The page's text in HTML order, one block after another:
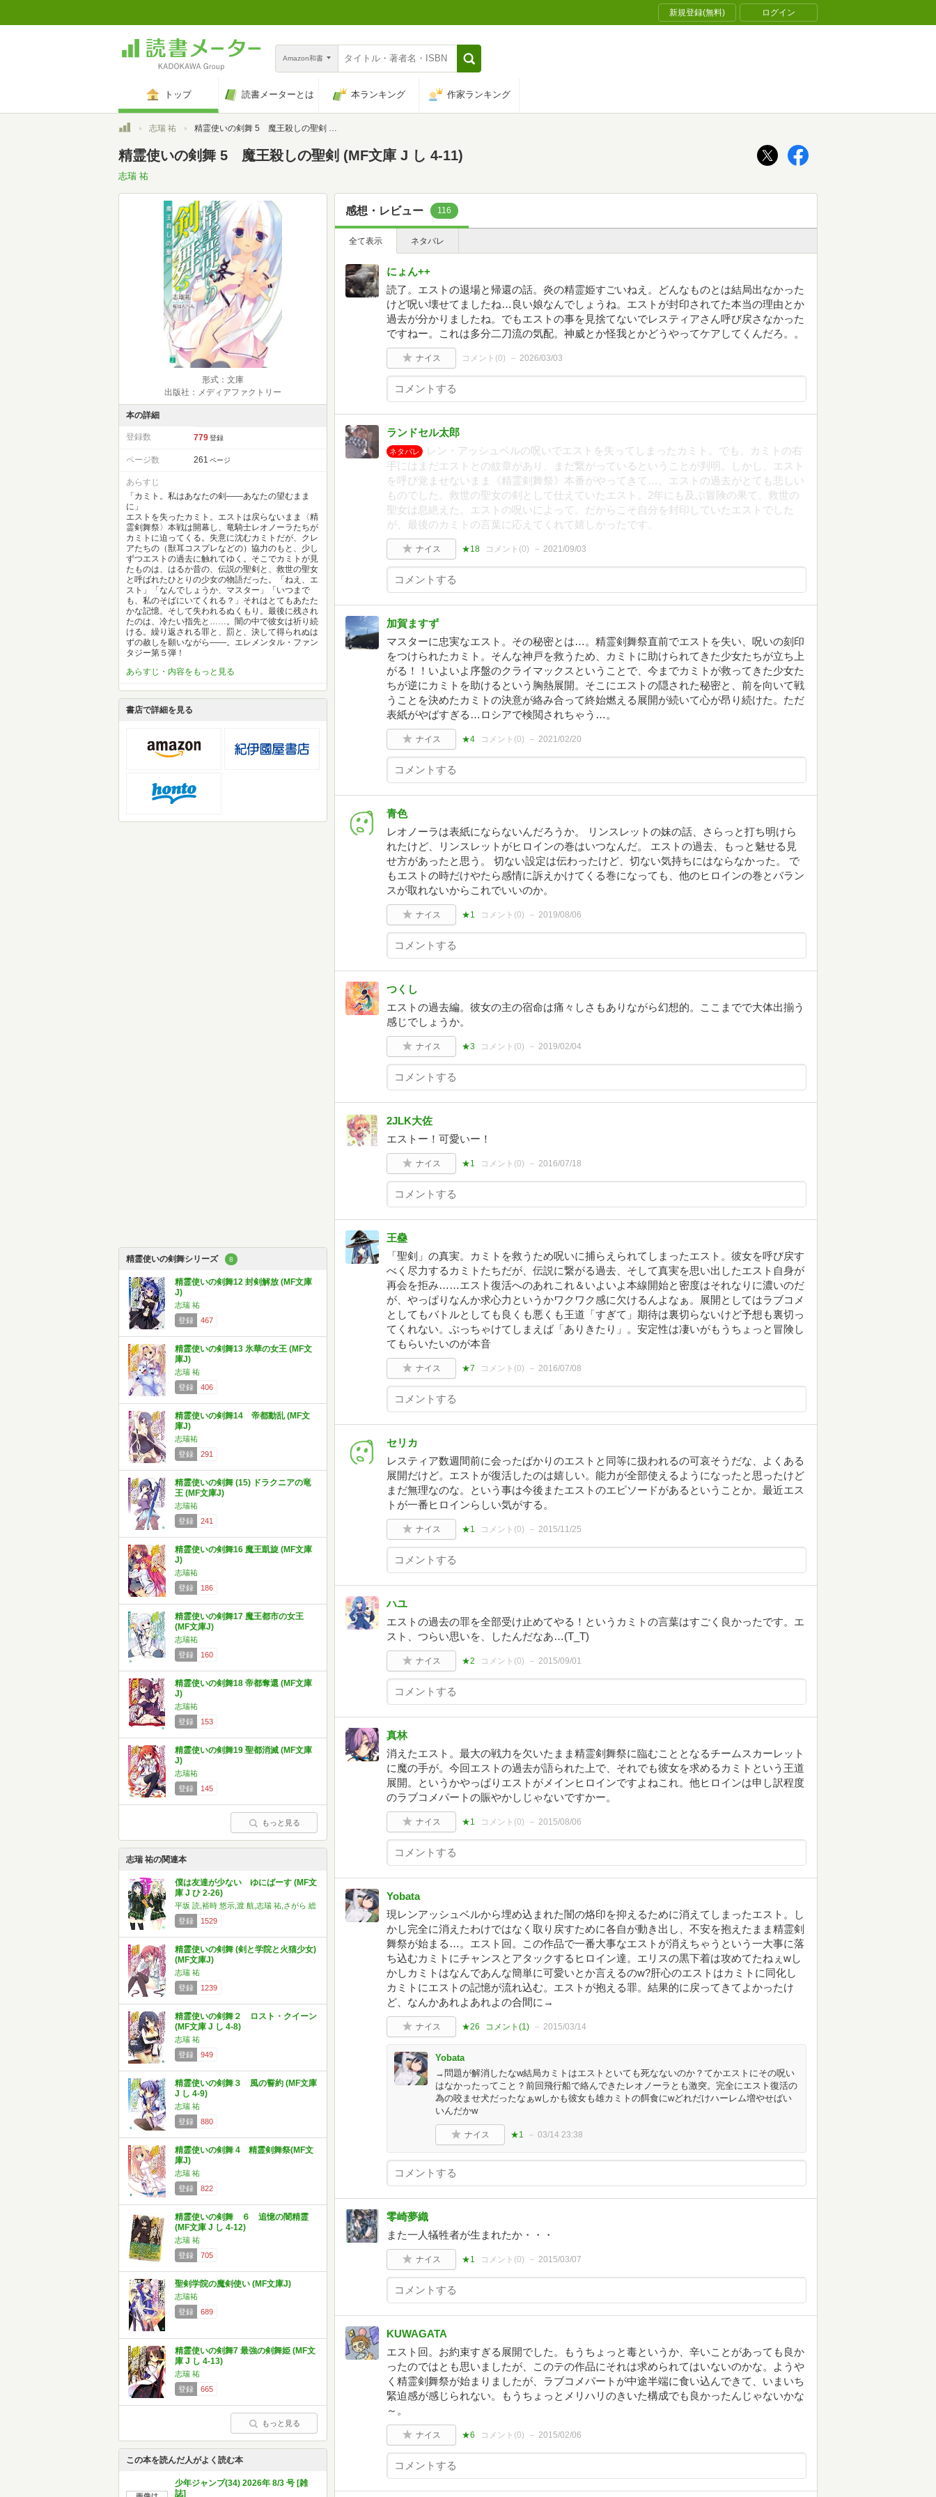
新規登録(無料) ログイン
Amazon和書
トップ 読書メーターとは 本ランキング 作家ランキング
トップ志瑞 祐 精霊使いの剣舞 5 魔王殺しの聖剣 (MF文庫 J し 4-11)
精霊使いの剣舞 5 魔王殺しの聖剣 (MF文庫 J し 4-11)
志瑞 祐
形式：文庫
出版社：メディアファクトリー
本の詳細
登録数 779 登録
ページ数 261 ページ
あらすじ
「カミト。私はあなたの剣――あなたの望むまま
に」
エストを失ったカミト。エストは戻らないまま〈精
霊剣舞祭〉本戦は開幕し、竜騎士レオノーラたちが
カミトに迫ってくる。失意に沈むカミトだが、クレ
アたちの（獣耳コスプレなどの）協力のもと、少し
ずつエストの過去に触れてゆく。そこでカミトが見
たものは、はるか昔の、伝説の聖剣と、救世の聖女
と呼ばれたひとりの少女の物語だった。「ねえ、エ
スト」「なんでしょうか、マスター」「いつまで
も、私のそばにいてくれる？」それはとてもあたた
かな記憶。そして失われるぬくもり。最後に残され
たのは、冷たい指先と……。闇の中で彼女は祈り続
ける。繰り返される罪と、罰と、決して得られぬは
ずの赦しを願いながら――。エレメンタル・ファン
タジー第５弾！
あらすじ・内容をもっと見る
書店で詳細を見る
精霊使いの剣舞シリーズ 8
精霊使いの剣舞12 封剣解放 (MF文庫
J)
志瑞 祐
登録
467
精霊使いの剣舞13 氷華の女王 (MF文
庫J)
志瑞 祐
登録
406
精霊使いの剣舞14 帝都動乱 (MF文
庫J)
志瑞祐
登録
291
精霊使いの剣舞 (15) ドラクニアの竜
王 (MF文庫J)
志瑞祐
登録
241
精霊使いの剣舞16 魔王凱旋 (MF文庫
J)
志瑞祐
登録
186
精霊使いの剣舞17 魔王都市の女王
(MF文庫J)
志瑞祐
登録
160
精霊使いの剣舞18 帝都奪還 (MF文庫
J)
志瑞祐
登録
153
精霊使いの剣舞19 聖都消滅 (MF文庫
J)
志瑞祐
登録
145
もっと見る
志瑞 祐の関連本
僕は友達が少ない ゆにばーす (MF文
庫 J ひ 2-26)
平坂 読,裕時 悠示,渡 航,志瑞 祐,さがら 総
登録
1529
精霊使いの剣舞 (剣と学院と火猫少女)
(MF文庫J)
志瑞 祐
登録
1239
精霊使いの剣舞２ ロスト・クイーン
(MF文庫 J し 4-8)
志瑞 祐
登録
949
精霊使いの剣舞３ 風の誓約 (MF文庫
J し 4-9)
志瑞 祐
登録
880
精霊使いの剣舞 4 精霊剣舞祭(MF文
庫J)
志瑞 祐
登録
822
精霊使いの剣舞 ６ 追憶の闇精霊
(MF文庫 J し 4-12)
志瑞 祐
登録
705
聖剣学院の魔剣使い (MF文庫J)
志瑞祐
登録
689
精霊使いの剣舞7 最強の剣舞姫 (MF文
庫 J し 4-13)
志瑞 祐
登録
665
もっと見る
この本を読んだ人がよく読む本
少年ジャンプ(34) 2026年 8/3 号 [雑
誌]
感想・レビュー 116
全て表示 ネタバレ
にょん++
読了。エストの退場と帰還の話。炎の精霊姫すごいねえ。どんなものとは結局出なかった
けど呪い壊せてましたね…良い娘なんでしょうね。エストが封印されてた本当の理由とか
過去が分かりましたね。でもエストの事を見捨てないでレスティアさん呼び戻さなかった
ですねー。これは多分二刀流の気配。神威とか怪我とかどうやってケアしてくんだろ。。
ナイス コメント(0) 2026/03/03
ランドセル太郎
ネタバレ
レン・アッシュベルの呪いでエストを失ってしまったカミト。でも、カミトの右
手にはまだエストとの紋章があり、まだ繋がっているということが判明。しかし、エスト
を呼び覚ませないまま《精霊剣舞祭》本番がやってきて…。エストの過去がとても悲しい
ものでした。救世の聖女の剣として仕えていたエスト。2年にも及ぶ冒険の果て、救世の
聖女は息絶えた。エストの呪いによって。だからこそ自分を封印していたエストでした
が、最後のカミトの言葉に応えてくれて嬉しかったです。
ナイス ★18 コメント(0) 2021/09/03
加賀ますず
マスターに忠実なエスト。その秘密とは…。精霊剣舞祭直前でエストを失い、呪いの刻印
をつけられたカミト。そんな神戸を救うため、カミトに助けられてきた少女たちが立ち上
がる！！いよいよ序盤のクライマックスということで、今までカミトが救ってきた少女た
ちが逆にカミトを助けるという胸熱展開。そこにエストの隠された秘密と、前を向いて戦
うことを決めたカミトの決意が絡み合って終始燃える展開が続いて心が昂り続けた。ただ
表紙がやばすぎる…ロシアで検閲されちゃう…。
ナイス ★4 コメント(0) 2021/02/20
青色
レオノーラは表紙にならないんだろうか。 リンスレットの妹の話、さらっと打ち明けら
れたけど、リンスレットがヒロインの巻はいつなんだ。 エストの過去、もっと魅せる見
せ方があったと思う。 切ない設定は伝わったけど、切ない気持ちにはならなかった。 で
もエストの時だけやたら感情に訴えかけてくる巻になっても、他のヒロインの巻とバラン
スが取れないからこれでいいのか。
ナイス ★1 コメント(0) 2019/08/06
つくし
エストの過去編。彼女の主の宿命は痛々しさもありながら幻想的。ここまでで大体出揃う
感じでしょうか。
ナイス ★3 コメント(0) 2019/02/04
2JLK大佐
エストー！可愛いー！
ナイス ★1 コメント(0) 2016/07/18
王蠱
「聖剣」の真実。カミトを救うため呪いに捕らえられてしまったエスト。彼女を呼び戻す
べく尽力するカミトたちだが、伝説に繋がる過去、そして真実を思い出したエスト自身が
再会を拒み……エスト復活へのあれこれ＆いよいよ本線開始と密度はそれなりに濃いのだ
が、やっぱりなんか求心力というかワクワク感に欠けるんよなぁ。展開としてはラブコメ
としてもバトルとしても良くも悪くも王道「すぎて」期待は裏切らないけど予想も裏切っ
てくれない。ぶっちゃけてしまえば「ありきたり」。安定性は凄いがもうちょっと冒険し
てもらいたいのが本音
ナイス ★7 コメント(0) 2016/07/08
セリカ
レスティア数週間前に会ったばかりのエストと同等に扱われるの可哀そうだな、よくある
展開だけど。エストが復活したのは嬉しい。能力が全部使えるようになったと思ったけど
まだ無理なのな。という事は今後またエストのエピソードがあるということか。最近エス
トが一番ヒロインらしい気がする。
ナイス ★1 コメント(0) 2015/11/25
ハユ
エストの過去の罪を全部受け止めてやる！というカミトの言葉はすごく良かったです。エ
スト、つらい思いを、したんだなあ…(T_T)
ナイス ★2 コメント(0) 2015/09/01
真林
消えたエスト。最大の戦力を欠いたまま精霊剣舞祭に臨むこととなるチームスカーレット
に魔の手が。今回エストの過去が語られた上で、それでも彼女を求めるカミトという王道
展開。というかやっぱりエストがメインヒロインですよねこれ。他ヒロインは申し訳程度
のラブコメパートの賑やかしじゃないですかー。
ナイス ★1 コメント(0) 2015/08/06
Yobata
現レンアッシュベルから埋め込まれた闇の烙印を抑えるために消えてしまったエスト。し
かし完全に消えたわけではなく取り戻すために各自が動き出し、不安を抱えたまま精霊剣
舞祭が始まる…。エスト回。この作品で一番大事なエストが消えちゃうという一大事に落
ち込むカミトにチャンスとアタックするヒロイン達。エリスの黒下着は攻めてたねぇwし
かしカミトはなんであんな簡単に可愛いとか言えるのw?肝心のエストはカミトに同化し
カミトにエストの記憶が流れ込む。エストが抱える罪。結果的に戻ってきてよかったけ
ど、なんかあれよあれよの合間に→
ナイス ★26 コメント(1) 2015/03/14
Yobata
→問題が解消したなw結局カミトはエストといても死なないのか？てかエストにその呪い
はなかったってこと？前回飛行船で絡んできたレオノーラとも激突。完全にエスト復活の
為の咬ませ犬だったなぁwしかも彼女も雄カミトの餌食にwどれだけハーレム増やせばい
いんだかw
ナイス ★1 03/14 23:38
零崎夢織
また一人犠牲者が生まれたか・・・
ナイス ★1 コメント(0) 2015/03/07
KUWAGATA
エスト回。お約束すぎる展開でした。もうちょっと毒というか、辛いことがあっても良か
ったのではとも思いましたが、このテの作品にそれは求められてはいないのかな。ようや
く精霊剣舞祭が始まりましたが、ラブコメパートが中途半端に食い込んできて、いまいち
緊迫感が感じられない。もうちょっとメリハリのきいた構成でも良かったんじゃないかな
～。
ナイス ★6 コメント(0) 2015/02/06